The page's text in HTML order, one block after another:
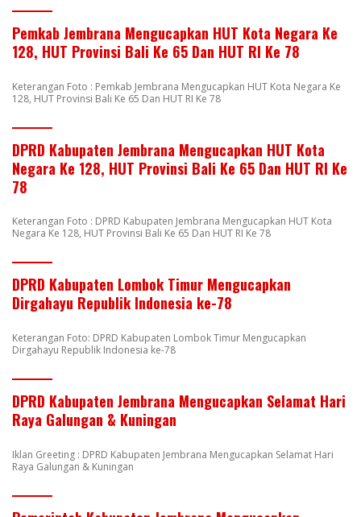
Pemkab Jembrana Mengucapkan HUT Kota Negara Ke
128, HUT Provinsi Bali Ke 65 Dan HUT RI Ke 78
Keterangan Foto : Pemkab Jembrana Mengucapkan HUT Kota Negara Ke
128, HUT Provinsi Bali Ke 65 Dan HUT RI Ke 78
DPRD Kabupaten Jembrana Mengucapkan HUT Kota
Negara Ke 128, HUT Provinsi Bali Ke 65 Dan HUT RI Ke
78
Keterangan Foto : DPRD Kabupaten Jembrana Mengucapkan HUT Kota
Negara Ke 128, HUT Provinsi Bali Ke 65 Dan HUT RI Ke 78
DPRD Kabupaten Lombok Timur Mengucapkan
Dirgahayu Republik Indonesia ke-78
Keterangan Foto: DPRD Kabupaten Lombok Timur Mengucapkan
Dirgahayu Republik Indonesia ke-78
DPRD Kabupaten Jembrana Mengucapkan Selamat Hari
Raya Galungan & Kuningan
Iklan Greeting : DPRD Kabupaten Jembrana Mengucapkan Selamat Hari
Raya Galungan & Kuningan